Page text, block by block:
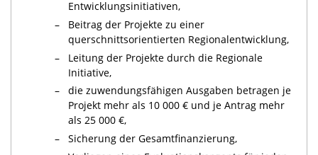
Entwicklungsinitiativen,
–
Beitrag der Projekte zu einer
querschnittsorientierten Regionalentwicklung,
–
Leitung der Projekte durch die Regionale
Initiative,
–
die zuwendungsfähigen Ausgaben betragen je
Projekt mehr als 10 000 € und je Antrag mehr
als 25 000 €,
–
Sicherung der Gesamtfinanzierung,